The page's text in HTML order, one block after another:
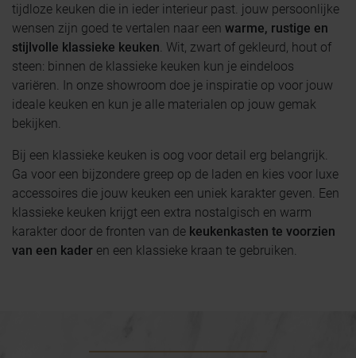
tijdloze keuken die in ieder interieur past. jouw persoonlijke
wensen zijn goed te vertalen naar een warme, rustige en
stijlvolle klassieke keuken. Wit, zwart of gekleurd, hout of
steen: binnen de klassieke keuken kun je eindeloos
variëren. In onze showroom doe je inspiratie op voor jouw
ideale keuken en kun je alle materialen op jouw gemak
bekijken.
Bij een klassieke keuken is oog voor detail erg belangrijk.
Ga voor een bijzondere greep op de laden en kies voor luxe
accessoires die jouw keuken een uniek karakter geven. Een
klassieke keuken krijgt een extra nostalgisch en warm
karakter door de fronten van de keukenkasten te voorzien
van een kader en een klassieke kraan te gebruiken.